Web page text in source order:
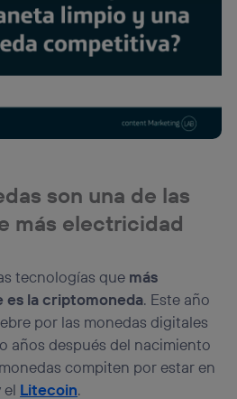
son una de las
más electricidad
tecnologías que más
la criptomoneda. Este año
por las monedas digitales
años después del nacimiento
compiten por estar en
el Litecoin.